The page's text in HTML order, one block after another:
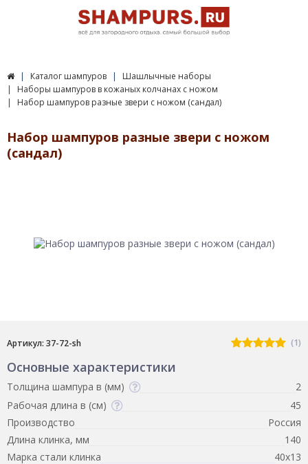
Каталог шампуров
Шашлычные наборы
Наборы шампуров в кожаных колчанах с ножом
Набор шампуров разные звери с ножом (сандал)
Набор шампуров разные звери с ножом
(сандал)
Артикул: 37-72-sh (1)
Основные характеристики
Толщина шампура в (мм)
2
Рабочая длина в (см)
45
Производство
Россия
Длина клинка, мм
140
Марка стали клинка
40х13